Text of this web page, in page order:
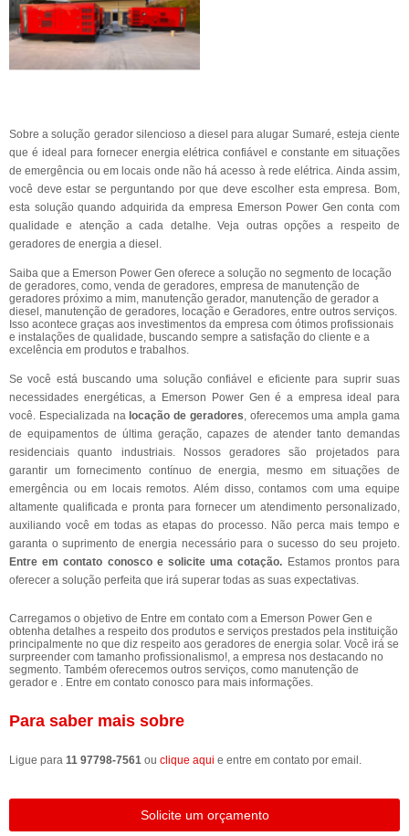
Sobre a solução gerador silencioso a diesel para alugar Sumaré, esteja ciente
que é ideal para fornecer energia elétrica confiável e constante em situações
de emergência ou em locais onde não há acesso à rede elétrica. Ainda assim,
você deve estar se perguntando por que deve escolher esta empresa. Bom,
esta solução quando adquirida da empresa Emerson Power Gen conta com
qualidade e atenção a cada detalhe. Veja outras opções a respeito de
geradores de energia a diesel.
Saiba que a Emerson Power Gen oferece a solução no segmento de locação
de geradores, como, venda de geradores, empresa de manutenção de
geradores próximo a mim, manutenção gerador, manutenção de gerador a
diesel, manutenção de geradores, locação e Geradores, entre outros serviços.
Isso acontece graças aos investimentos da empresa com ótimos profissionais
e instalações de qualidade, buscando sempre a satisfação do cliente e a
excelência em produtos e trabalhos.
Se você está buscando uma solução confiável e eficiente para suprir suas
necessidades energéticas, a Emerson Power Gen é a empresa ideal para
você. Especializada na locação de geradores, oferecemos uma ampla gama
de equipamentos de última geração, capazes de atender tanto demandas
residenciais quanto industriais. Nossos geradores são projetados para
garantir um fornecimento contínuo de energia, mesmo em situações de
emergência ou em locais remotos. Além disso, contamos com uma equipe
altamente qualificada e pronta para fornecer um atendimento personalizado,
auxiliando você em todas as etapas do processo. Não perca mais tempo e
garanta o suprimento de energia necessário para o sucesso do seu projeto.
Entre em contato conosco e solicite uma cotação. Estamos prontos para
oferecer a solução perfeita que irá superar todas as suas expectativas.
Carregamos o objetivo de Entre em contato com a Emerson Power Gen e
obtenha detalhes a respeito dos produtos e serviços prestados pela instituição
principalmente no que diz respeito aos geradores de energia solar. Você irá se
surpreender com tamanho profissionalismo!, a empresa nos destacando no
segmento. Também oferecemos outros serviços, como manutenção de
gerador e . Entre em contato conosco para mais informações.
Para saber mais sobre
Ligue para 11 97798-7561 ou clique aqui e entre em contato por email.
Solicite um orçamento